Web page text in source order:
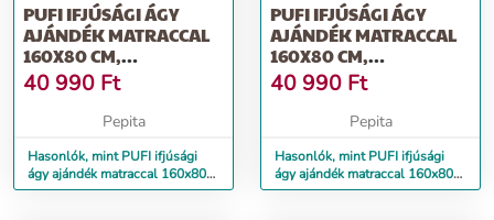
PUFI IFJÚSÁGI ÁGY
AJÁNDÉK MATRACCAL
160X80 CM,
ÁGYNEMŰTARTÓ
NÉLKÜ...
40 990 Ft
Pepita
Hasonlók, mint PUFI ifjúsági
ágy ajándék matraccal 160x80
cm, ágyneműtartó nélkü...
PUFI IFJÚSÁGI ÁGY
AJÁNDÉK MATRACCAL
160X80 CM,
ÁGYNEMŰTARTÓ
NÉLK...
40 990 Ft
Pepita
Hasonlók, mint PUFI ifjúsági
ágy ajándék matraccal 160x80
cm, ágyneműtartó nélk...